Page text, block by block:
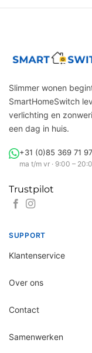
Slimmer wonen
SmartHomeSwitch
verlichting en
een dag in huis.
+31 (0)85 369 71 97
ma t/m vr · 9:00 –
Trustpilot
SUPPORT
Klantenservice
Over ons
Contact
Samenwerken